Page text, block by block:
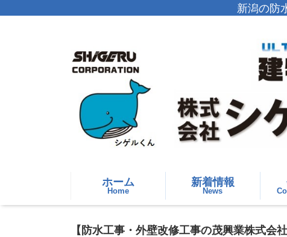
新潟の防
ホーム
Home
新着情報
News
【防水工事・外壁改修工事の茂興業株式会